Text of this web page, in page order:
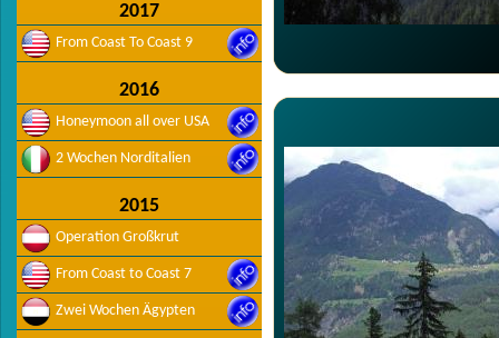
2017
From Coast To Coast 9
2016
Honeymoon all over USA
2 Wochen Norditalien
2015
Operation Großkrut
From Coast to Coast 7
Zwei Wochen Ägypten